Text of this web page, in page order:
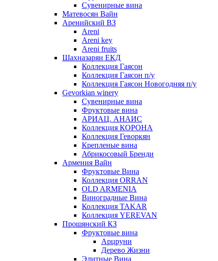
Cувенирные вина
Матевосян Вайн
Аренийский ВЗ
Areni
Areni key
Areni fruits
Шахназарян ЕКД
Коллекция Гаясон
Коллекция Гаясон п/у
Коллекция Гаясон Новогодняя п/у
Gevorkian winery
Сувенирные вина
Фруктовые вина
АРИАЦ. АНАИС
Коллекция КОРОНА
Коллекция Геворкян
Крепленые вина
Абрикосовый Бренди
Армения Вайн
Фруктовые Вина
Коллекция ORRAN
OLD ARMENIA
Виноградные Вина
Коллекция TAKAR
Коллекция YEREVAN
Прошянский КЗ
Фруктовые вина
Арцруни
Дерево Жизни
Элитные Вина